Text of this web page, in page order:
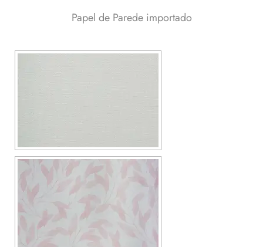
Papel de Parede importado